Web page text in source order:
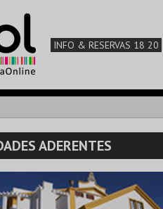
INFO & RESERVAS 18 20
ADERENTES